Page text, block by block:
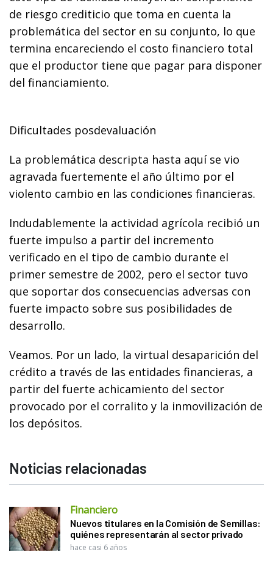
de riesgo crediticio que toma en cuenta la
problemática del sector en su conjunto, lo que
termina encareciendo el costo financiero total
que el productor tiene que pagar para disponer
del financiamiento.
Dificultades posdevaluación
La problemática descripta hasta aquí se vio
agravada fuertemente el año último por el
violento cambio en las condiciones financieras.
Indudablemente la actividad agrícola recibió un
fuerte impulso a partir del incremento
verificado en el tipo de cambio durante el
primer semestre de 2002, pero el sector tuvo
que soportar dos consecuencias adversas con
fuerte impacto sobre sus posibilidades de
desarrollo.
Veamos. Por un lado, la virtual desaparición del
crédito a través de las entidades financieras, a
partir del fuerte achicamiento del sector
provocado por el corralito y la inmovilización de
los depósitos.
Noticias relacionadas
Financiero
Nuevos titulares en la Comisión de Semillas:
quiénes representarán al sector privado
hace casi 6 años